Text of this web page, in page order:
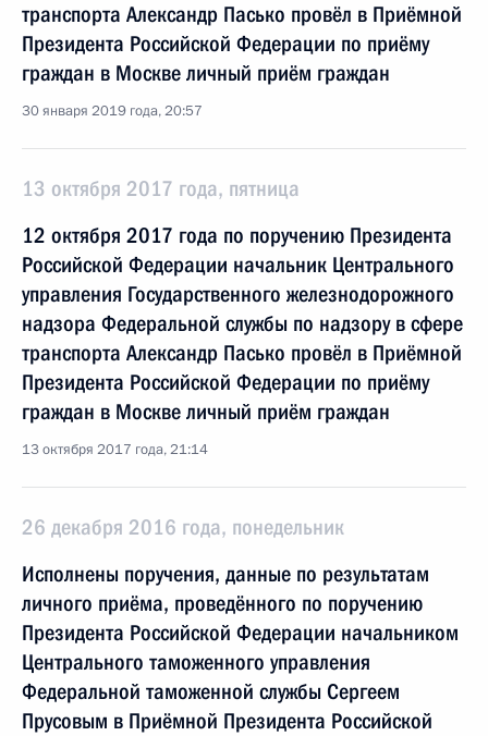
транспорта Александр Пасько провёл в Приёмной
Президента Российской Федерации по приёму
граждан в Москве личный приём граждан
30 января 2019 года, 20:57
13 октября 2017 года, пятница
12 октября 2017 года по поручению Президента
Российской Федерации начальник Центрального
управления Государственного железнодорожного
надзора Федеральной службы по надзору в сфере
транспорта Александр Пасько провёл в Приёмной
Президента Российской Федерации по приёму
граждан в Москве личный приём граждан
13 октября 2017 года, 21:14
26 декабря 2016 года, понедельник
Исполнены поручения, данные по результатам
личного приёма, проведённого по поручению
Президента Российской Федерации начальником
Центрального таможенного управления
Федеральной таможенной службы Сергеем
Прусовым в Приёмной Президента Российской